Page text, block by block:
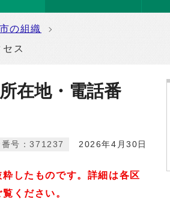
の組織
ス
在地・電話番
2026年4月30日
番号：371237
したものです。詳細は各区
ください。